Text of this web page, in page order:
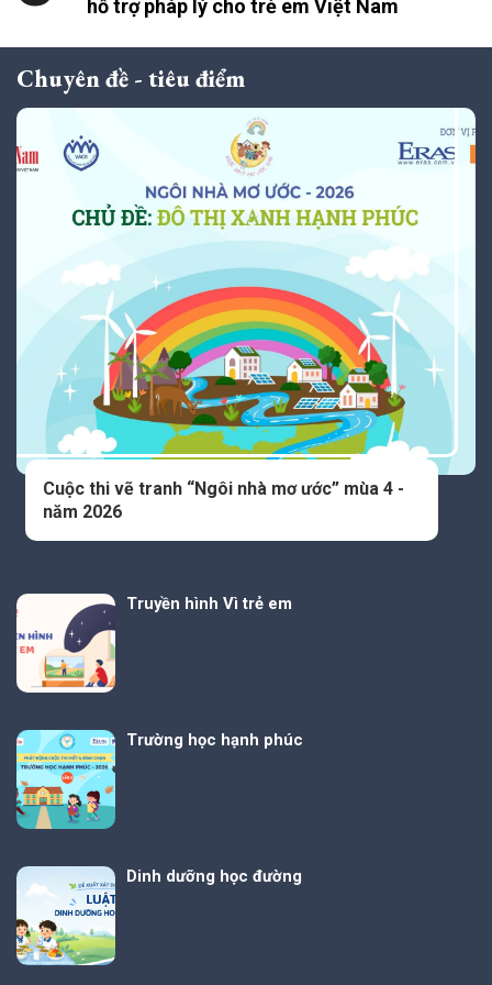
hỗ trợ pháp lý cho trẻ em Việt Nam
Chuyên đề - tiêu điểm
Cuộc thi vẽ tranh “Ngôi nhà mơ ước” mùa 4 -
năm 2026
Truyền hình Vì trẻ em
Trường học hạnh phúc
Dinh dưỡng học đường